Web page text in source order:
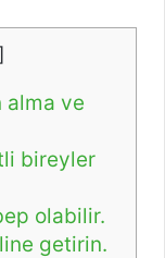
alma ve
bireyler
olabilir.
getirin.